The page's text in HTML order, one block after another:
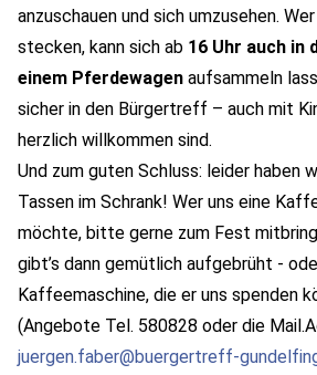
anzuschauen und sich umzusehen.
stecken, kann sich ab 16 Uhr auch in
einem Pferdewagen aufsammeln
sicher in den Bürgertreff – auch mit
herzlich willkommen sind.
Und zum guten Schluss: leider haben
Tassen im Schrank! Wer uns eine
möchte, bitte gerne zum Fest
gibt’s dann gemütlich aufgebrüht -
Kaffeemaschine, die er uns spenden
(Angebote Tel. 580828 oder die
juergen.faber@buergertreff-